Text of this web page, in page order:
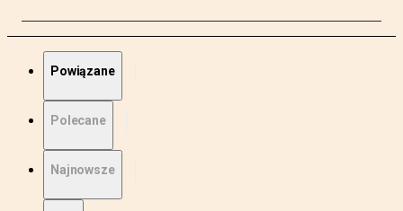
Powiązane
Polecane
Najnowsze